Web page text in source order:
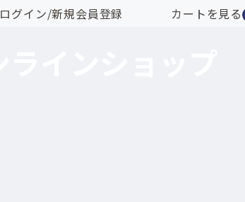
ログイン/新規会員登録 カートを見る